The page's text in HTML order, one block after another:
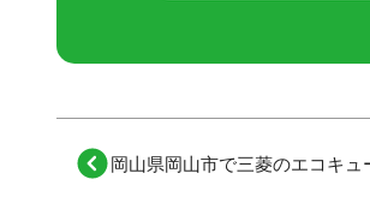
岡山県岡山市で三菱のエコキュ